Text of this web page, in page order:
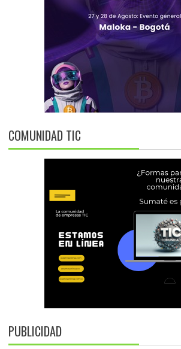
COMUNIDAD TIC
PUBLICIDAD